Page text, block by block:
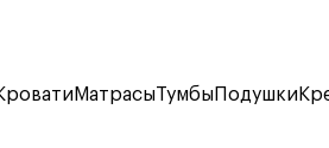
МатрасыТумбыПодушки